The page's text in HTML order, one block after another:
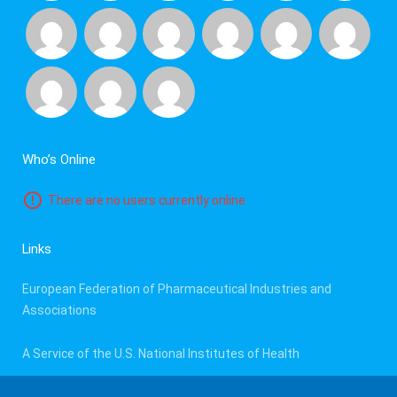
Who’s Online
There are no users currently online
Links
European Federation of Pharmaceutical Industries and
Associations
A Service of the U.S. National Institutes of Health